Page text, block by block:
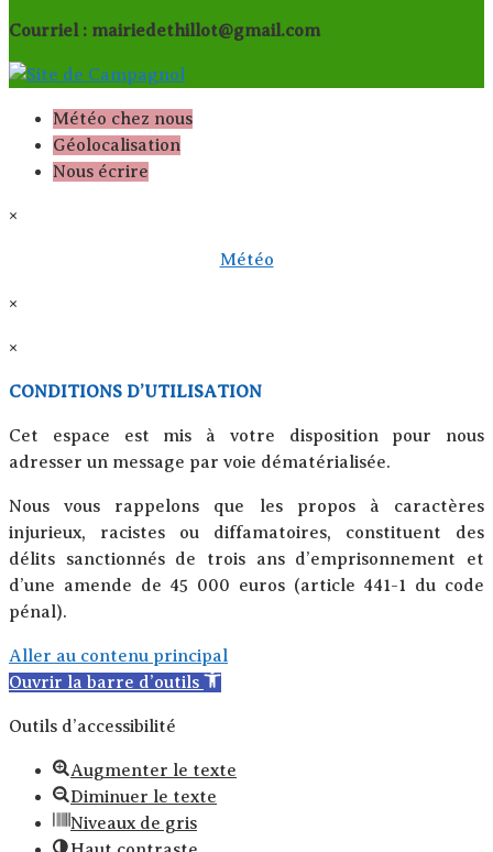
Courriel : mairiedethillot@gmail.com
Météo chez nous
Géolocalisation
Nous écrire
×
Météo
×
×
CONDITIONS D’UTILISATION
Cet espace est mis à votre disposition pour nous
adresser un message par voie dématérialisée.
Nous vous rappelons que les propos à caractères
injurieux, racistes ou diffamatoires, constituent des
délits sanctionnés de trois ans d’emprisonnement et
d’une amende de 45 000 euros (article 441-1 du code
pénal).
Aller au contenu principal
Ouvrir la barre d’outils
Outils d’accessibilité
Augmenter le texte
Diminuer le texte
Niveaux de gris